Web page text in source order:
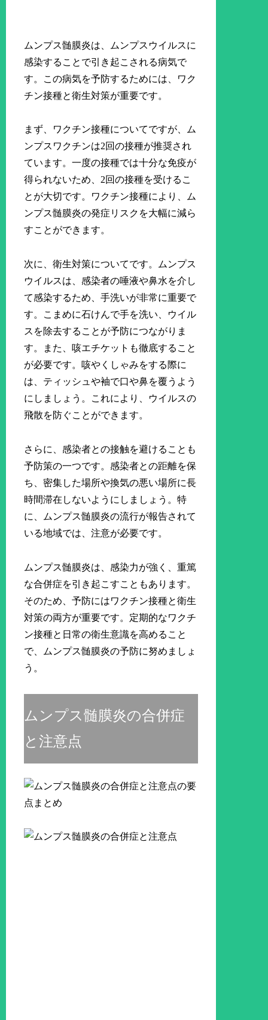
ムンプス髄膜炎は、ムンプスウイルスに
感染することで引き起こされる病気で
す。この病気を予防するためには、ワク
チン接種と衛生対策が重要です。
まず、ワクチン接種についてですが、ム
ンプスワクチンは2回の接種が推奨され
ています。一度の接種では十分な免疫が
得られないため、2回の接種を受けるこ
とが大切です。ワクチン接種により、ム
ンプス髄膜炎の発症リスクを大幅に減ら
すことができます。
次に、衛生対策についてです。ムンプス
ウイルスは、感染者の唾液や鼻水を介し
て感染するため、手洗いが非常に重要で
す。こまめに石けんで手を洗い、ウイル
スを除去することが予防につながりま
す。また、咳エチケットも徹底すること
が必要です。咳やくしゃみをする際に
は、ティッシュや袖で口や鼻を覆うよう
にしましょう。これにより、ウイルスの
飛散を防ぐことができます。
さらに、感染者との接触を避けることも
予防策の一つです。感染者との距離を保
ち、密集した場所や換気の悪い場所に長
時間滞在しないようにしましょう。特
に、ムンプス髄膜炎の流行が報告されて
いる地域では、注意が必要です。
ムンプス髄膜炎は、感染力が強く、重篤
な合併症を引き起こすこともあります。
そのため、予防にはワクチン接種と衛生
対策の両方が重要です。定期的なワクチ
ン接種と日常の衛生意識を高めること
で、ムンプス髄膜炎の予防に努めましょ
う。
ムンプス髄膜炎の合併症
と注意点